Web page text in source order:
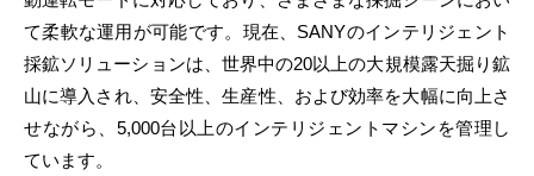
て柔軟な運用が可能です。現在、SANYのインテリジェント
採鉱ソリューションは、世界中の20以上の大規模露天掘り鉱
山に導入され、安全性、生産性、および効率を大幅に向上さ
せながら、5,000台以上のインテリジェントマシンを管理し
ています。